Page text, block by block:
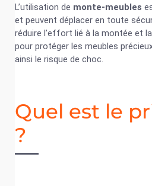
L’utilisation de monte-meubles
et peuvent déplacer en toute
réduire l’effort lié à la montée et
pour protéger les meubles
ainsi le risque de choc.
Quel est le
?